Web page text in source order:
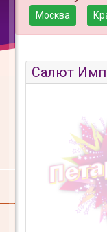
Москва
Салют